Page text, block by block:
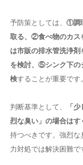
予防策としては、 ①調
取る、②食べ物のカス
は市販の排水管洗浄
を検討、⑤シンク下の
検することが重要です。
判断基準として、
「
烈な臭い」の場合は
持つべきです。強烈
力対処では解決困難で